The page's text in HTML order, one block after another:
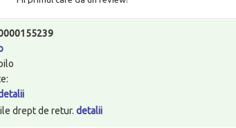
drept de retur.detalii